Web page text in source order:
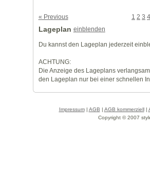
« Previous 1 2 3 4
Lageplan einblenden
Du kannst den Lageplan jederzeit
ACHTUNG:
Die Anzeige des Lageplans
den Lageplan nur bei einer schnellen
Impressum| AGB | AGB kommerziell|
Copyright © 2007